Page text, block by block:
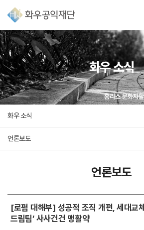
화우 소식
화우 소식
언론보도
언론보도
[로펌 대해부] 성공적 조직 개편, 세대교
드림팀’ 사사건건 맹활약